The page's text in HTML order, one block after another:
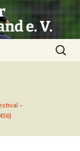
e. V.
Suchen
nach:
–